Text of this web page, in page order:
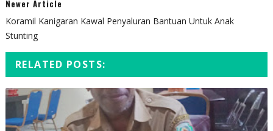
Newer Article
Koramil Kanigaran Kawal Penyaluran Bantuan Untuk Anak
Stunting
RELATED POSTS: